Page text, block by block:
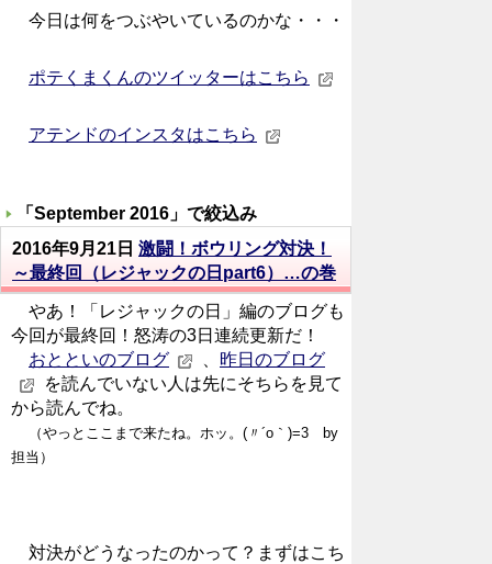
今日は何をつぶやいているのかな・・・
ポテくまくんのツイッターはこちら
アテンドのインスタはこちら
「 September 2016 」で絞込み
2016年9月21日 激闘！ボウリング対決！
～最終回（レジャックの日part6）…の巻
やあ！「レジャックの日」編のブログも
今回が最終回！怒涛の3日連続更新だ！
おとといのブログ
昨日のブログ
を読んでいない人は先にそちらを見て
から読んでね。
（やっとここまで来たね。ホッ。(〃´o｀)=3 by
担当）
対決がどうなったのかって？まずはこち